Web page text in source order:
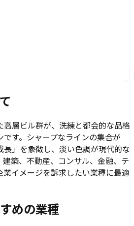
層ビル群が、洗練と都会的な品格
す。シャープなラインの集合が
長」を象徴し、淡い色調が現代的な
築、不動産、コンサル、金融、テ
業イメージを訴求したい業種に最適
めの業種